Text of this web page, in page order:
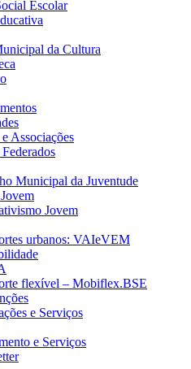
Escolar
da Cultura
Associações
Municipal da Juventude
Jovem
urbanos: VAIeVEM
flexível – Mobiflex.BSE
e Serviços
e Serviços